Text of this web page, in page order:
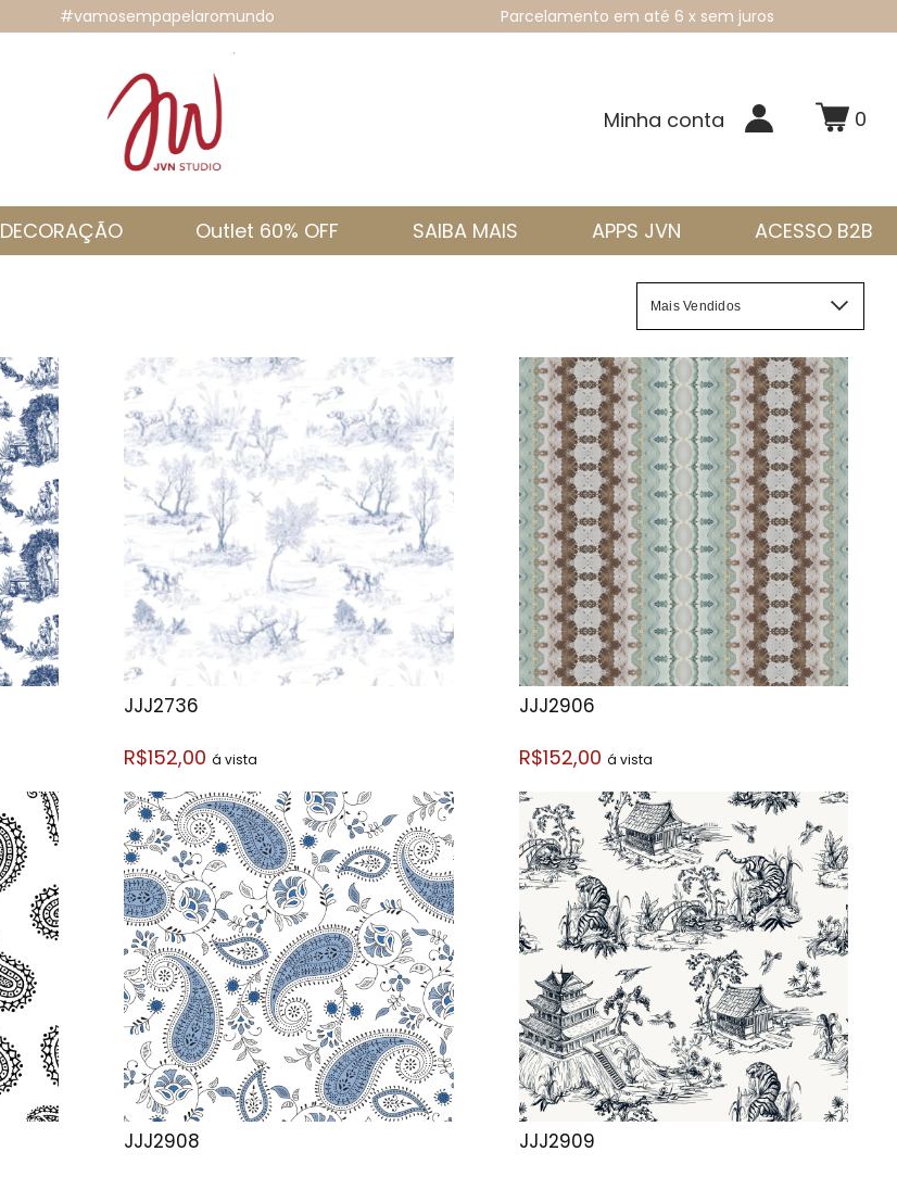
#vamosempapelaromundo Parcelamento em até 6 x sem juros
Minha conta 0
DECORAÇÃO Outlet 60% OFF SAIBA MAIS APPS JVN ACESSO B2B
JJJ2736
R$152,00á vista
JJJ2906
R$152,00 á vista
JJJ2908 JJJ2909